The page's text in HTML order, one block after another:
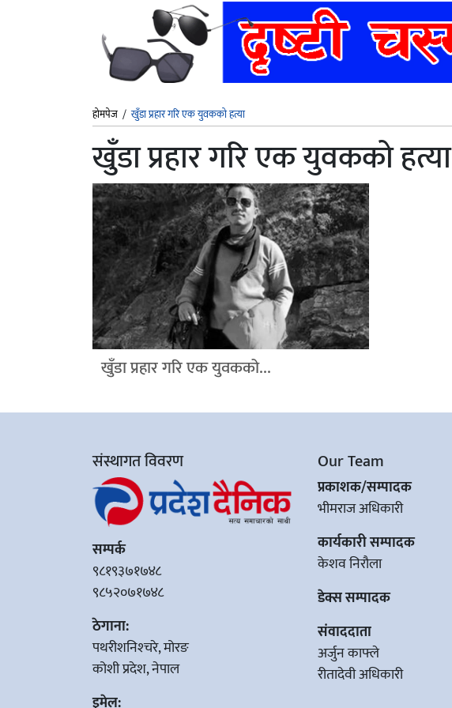
होमपेज /खुँडा प्रहार गरि एक युवकको हत्या
खुँडा प्रहार गरि एक युवकको हत्या
खुँडा प्रहार गरि एक युवकको...
संस्थागत विवरण
सम्पर्क
९८१९३७१७४८
९८५२०७१७४८
ठेगाना:
पथरीशनिश्‍चरे, मोरङ
कोशी प्रदेश, नेपाल
Our Team
प्रकाशक/सम्पादक
भीमराज अधिकारी
कार्यकारी सम्पादक
केशव निरौला
डेक्स सम्पादक
संवाददाता
अर्जुन काफ्ले
रीतादेवी अधिकारी